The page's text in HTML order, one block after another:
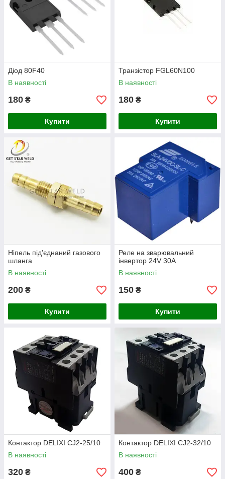
Діод 80F40
В наявності
180 ₴
Купити
Транзістор FGL60N100
В наявності
180 ₴
Купити
Ніпель під'єднаний газового
шланга
В наявності
200 ₴
Купити
Реле на зварювальний
інвертор 24V 30A
В наявності
150 ₴
Купити
Контактор DELIXI CJ2-25/10
В наявності
320 ₴
Контактор DELIXI CJ2-32/10
В наявності
400 ₴